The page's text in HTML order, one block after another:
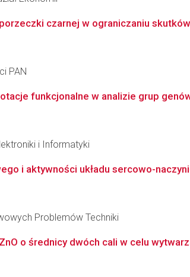
czarnej w ograniczaniu
PAN
funkcjonalne w analizie grup
i Informatyki
i aktywności układu sercowo-
Problemów Techniki
o średnicy dwóch cali w celu